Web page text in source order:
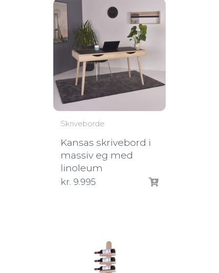
Skriveborde
Kansas skrivebord i
massiv eg med
linoleum
kr. 9.995